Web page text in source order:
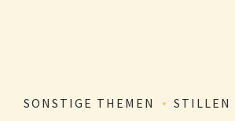
SONSTIGE THEMEN STILLEN